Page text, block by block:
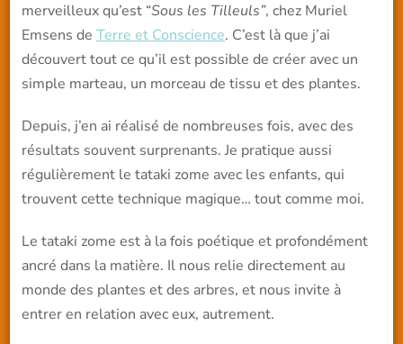
merveilleux qu’est “Sous les Tilleuls”, chez Muriel
Emsens de Terre et Conscience. C’est là que j’ai
découvert tout ce qu’il est possible de créer avec un
simple marteau, un morceau de tissu et des plantes.
Depuis, j’en ai réalisé de nombreuses fois, avec des
résultats souvent surprenants. Je pratique aussi
régulièrement le tataki zome avec les enfants, qui
trouvent cette technique magique… tout comme moi.
Le tataki zome est à la fois poétique et profondément
ancré dans la matière. Il nous relie directement au
monde des plantes et des arbres, et nous invite à
entrer en relation avec eux, autrement.